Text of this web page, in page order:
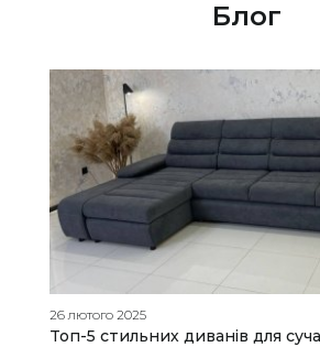
Блог
26 лютого 2025
Топ-5 стильних диванів для